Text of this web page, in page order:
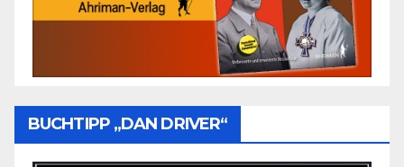
BUCHTIPP „DAN DRIVER“